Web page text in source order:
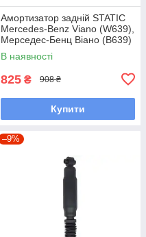
Амортизатор задній STATIC
Mercedes-Benz Viano (W639),
Мерседес-Бенц Віано (В639)
#88-0186 UAXRFEP7
В наявності
825 ₴ 908 ₴
Купити
–9%